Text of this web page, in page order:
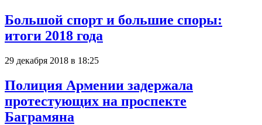
Большой спорт и большие споры:
итоги 2018 года
29 декабря 2018 в 18:25
Полиция Армении задержала
протестующих на проспекте
Баграмяна